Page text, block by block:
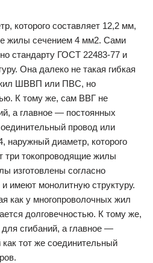
которого составляет 12,2 мм,
жилы сечением 4 мм2. Сами
стандарту ГОСТ 22483-77 и
Она далеко не такая гибкая
жил ШВВП или ПВС, но
К тому же, сам ВВГ не
а главное — постоянных
провод или
наружный диаметр, которого
три токопроводящие жилы
изготовлены согласно
имеют монолитную структуру.
как у многопроволочных жил
долговечностью. К тому же,
сгибаний, а главное —
тот же соединительный